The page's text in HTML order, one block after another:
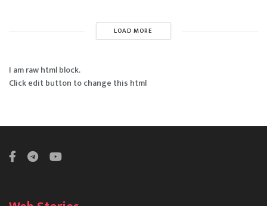
LOAD MORE
I am raw html block.
Click edit button to change this html